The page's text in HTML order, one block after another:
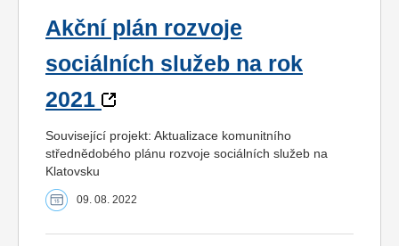
Akční plán rozvoje
sociálních služeb na rok
2021
Související projekt: Aktualizace komunitního
střednědobého plánu rozvoje sociálních služeb na
Klatovsku
09. 08. 2022